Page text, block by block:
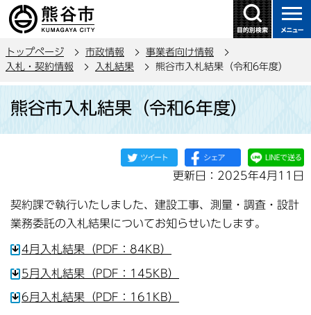
の
ー
トップページ 市政情報
事業者向け情報
入札・契約情報
入札結果 熊谷市入札結果（令和6年度）
熊谷市入札結果（令和6年度）
更新日：2025年4月11日
契約課で執行いたしました、建設工事、測量・調査・設計
業務委託の入札結果についてお知らせいたします。
4月入札結果（PDF：84KB）
5月入札結果（PDF：145KB）
6月入札結果（PDF：161KB）